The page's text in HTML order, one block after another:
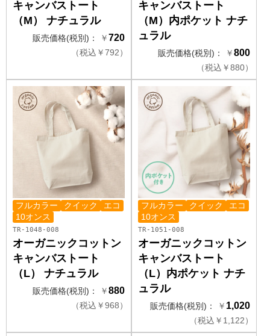
キャンバストート
（M） ナチュラル
販売価格(税別)： ￥720
（税込 ￥792）
キャンバストート
（M）内ポケット ナチ
ュラル
販売価格(税別)： ￥800
（税込 ￥880）
フルカラー クイック
エコ
10オンス
TR-1048-008
オーガニックコットン
キャンバストート
（L） ナチュラル
販売価格(税別)： ￥880
（税込 ￥968）
フルカラー クイック
エコ
10オンス
TR-1051-008
オーガニックコットン
キャンバストート
（L）内ポケット ナチ
ュラル
販売価格(税別)： ￥ 1,020
（税込 ￥ 1,122）